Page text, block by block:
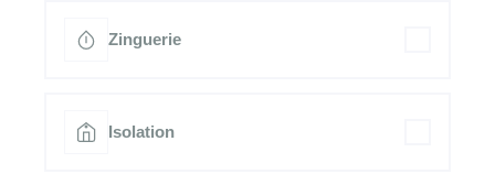
Zinguerie
Isolation